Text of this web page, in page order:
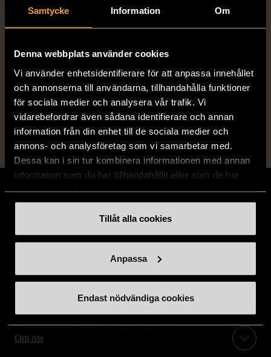
Samtycke Information Om
Denna webbplats använder cookies
Vi använder enhetsidentifierare för att anpassa innehållet
och annonserna till användarna, tillhandahålla funktioner
för sociala medier och analysera vår trafik. Vi
vidarebefordrar även sådana identifierare och annan
information från din enhet till de sociala medier och
annons- och analysföretag som vi samarbetar med.
Dessa kan i sin tur kombinera informationen med annan
information som du har tillhandahållit eller som de har
Tillåt alla cookies
Anpassa
Endast nödvändiga cookies
kvalitet och ska inte ha några skador eller
förslitningar.
Läs mer om hur vi bedömer
Stöd oss
Handla second hand online
Om oss